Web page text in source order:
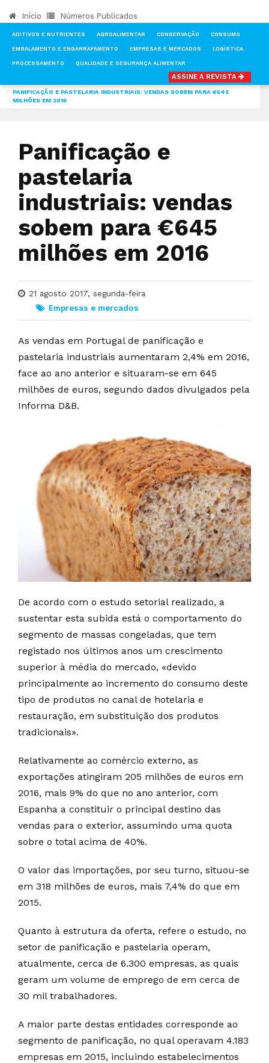
Início Números Publicados
ADITIVOS E NUTRIENTES AGROALIMENTAR CONSERVAÇÃO CONSUMO
EMBALAMENTO E ENGARRAFAMENTO EMPRESAS E MERCADOS LOGÍSTICA
PROCESSAMENTO QUALIDADE E SEGURANÇA ALIMENTAR
ASSINE A REVISTA
PANIFICAÇÃO E PASTELARIA INDUSTRIAIS: VENDAS SOBEM PARA €645
MILHÕES EM 2016
Panificação e
pastelaria
industriais: vendas
sobem para €645
milhões em 2016
21 agosto 2017, segunda-feira
Empresas e mercados
As vendas em Portugal de panificação e
pastelaria industriais aumentaram 2,4% em 2016,
face ao ano anterior e situaram-se em 645
milhões de euros, segundo dados divulgados pela
Informa D&B.
De acordo com o estudo setorial realizado, a
sustentar esta subida está o comportamento do
segmento de massas congeladas, que tem
registado nos últimos anos um crescimento
superior à média do mercado, «devido
principalmente ao incremento do consumo deste
tipo de produtos no canal de hotelaria e
restauração, em substituição dos produtos
tradicionais».
Relativamente ao comércio externo, as
exportações atingiram 205 milhões de euros em
2016, mais 9% do que no ano anterior, com
Espanha a constituir o principal destino das
vendas para o exterior, assumindo uma quota
sobre o total acima de 40%.
O valor das importações, por seu turno, situou-se
em 318 milhões de euros, mais 7,4% do que em
2015.
Quanto à estrutura da oferta, refere o estudo, no
setor de panificação e pastelaria operam,
atualmente, cerca de 6.300 empresas, as quais
geram um volume de emprego de em cerca de
30 mil trabalhadores.
A maior parte destas entidades corresponde ao
segmento de panificação, no qual operavam 4.183
empresas em 2015, incluindo estabelecimentos